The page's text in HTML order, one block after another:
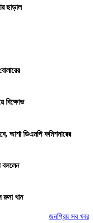
ছাড়াল
বিক্ষোভ
আশা ডিএমপি কমিশনারের
বললেন
রুনা খান
জনপ্রিয় সব খবর